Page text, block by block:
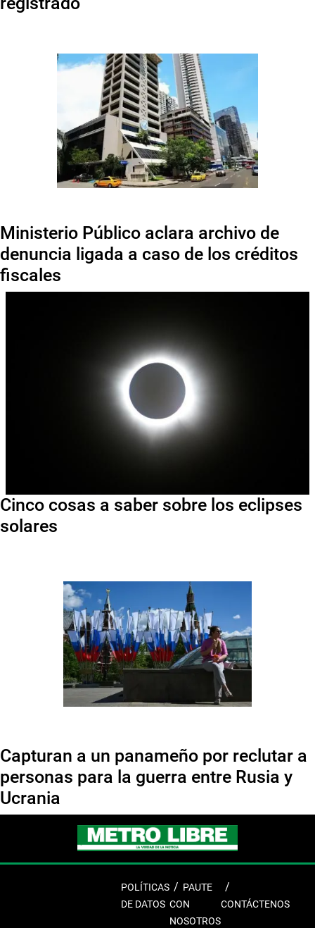
Ministerio Público aclara archivo de
denuncia ligada a caso de los créditos
fiscales
Cinco cosas a saber sobre los eclipses
solares
Capturan a un panameño por reclutar a
personas para la guerra entre Rusia y
Ucrania
POLÍTICAS
DE DATOS
PAUTE
CON
NOSOTROS
CONTÁCTENOS